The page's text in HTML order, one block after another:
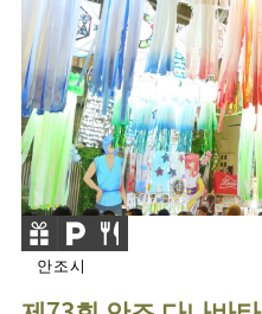
안조시